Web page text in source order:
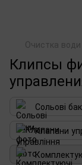
Очистка води
Клипсы
Сольові
Клапани